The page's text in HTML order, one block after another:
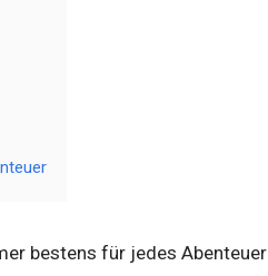
bestens für jedes Abenteuer